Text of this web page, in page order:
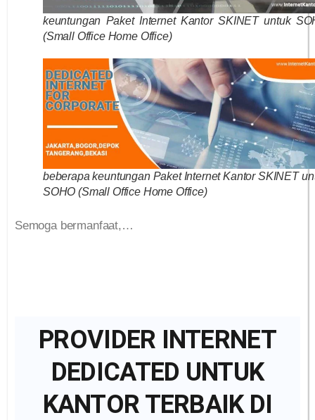
keuntungan Paket Internet Kantor SKINET untuk
(Small Office Home Office)
beberapa keuntungan Paket Internet Kantor SKINET
SOHO (Small Office Home Office)
Semoga bermanfaat,…
PROVIDER INTERNET
DEDICATED UNTUK
KANTOR TERBAIK DI